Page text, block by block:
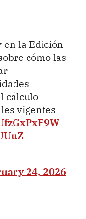
en la Edición
cómo las
cálculo
vigentes
24, 2026